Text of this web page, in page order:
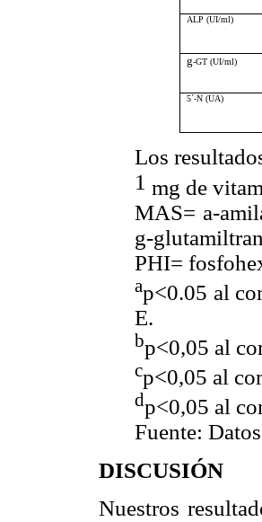
ALP (UI/ml)
g-GT(UI/ml)
5´-N (UA)
Los
1 mg de
MAS= a-
g-
PHI=
ap<0.05 al
E.
bp<0,05 al
cp<0,05 al
dp<0,05 al
Fuente:
DISCUSIÓN
Nuestros